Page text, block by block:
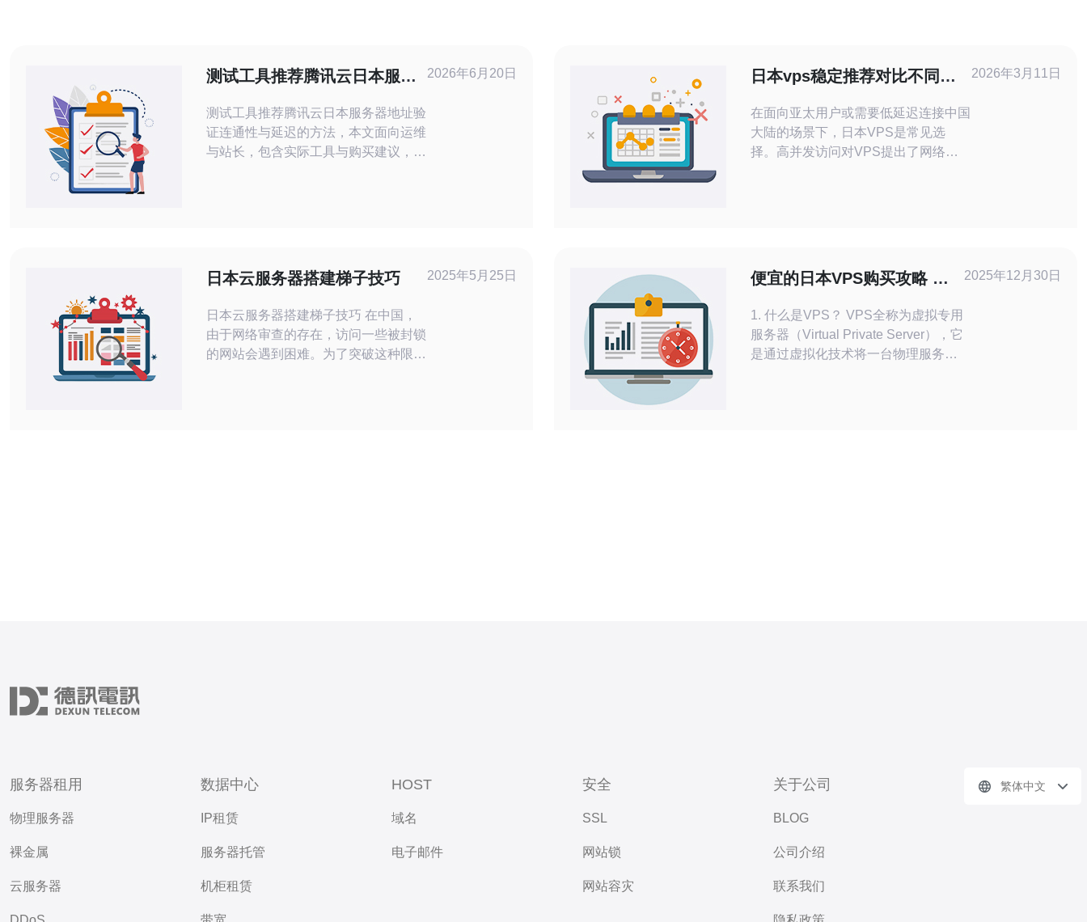
测试工具推荐腾讯云日本服务
法
测试工具推荐腾讯云日本服务器地址验
证连通性与延迟的方法，本文面向运维
与站长，包含实际工具与购买建议，便
录并等待生效。 第二步：基础连通性
测试。使用ping测试丢
2026年6月20日
日本vps稳定推荐对比不同机
在面向亚太用户或需要低延迟连接中国
大陆的场景下，日本VPS是常见选
择。高并发访问对VPS提出了网络吞
议，方便你快速选购适合的稳定主机。
先看机房地理与运营商差异：东京（T
2026年3月11日
日本云服务器搭建梯子技巧
日本云服务器搭建梯子技巧 在中国，
由于网络审查的存在，访问一些被封锁
的网站会遇到困难。为了突破这种限
2025年5月25日
便宜的日本VPS购买攻略 经
1. 什么是VPS？ VPS全称为虚拟专用
服务器（Virtual Private Server），它
是通过虚拟化技术将一台物理服务器
2025年12月30日
服务器租用
物理服务器
裸金属
云服务器
数据中心
IP租赁
服务器托管
机柜租赁
HOST
域名
电子邮件
安全
SSL
网站锁
网站容灾
关于公司
BLOG
公司介绍
联系我们
繁体中文